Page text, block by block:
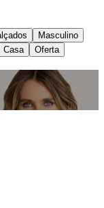
Masculino
Casa Oferta